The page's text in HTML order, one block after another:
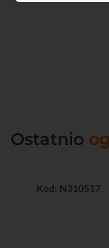
Ostatnio
Kod: N310517